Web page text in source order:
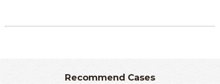
Recommend Cases